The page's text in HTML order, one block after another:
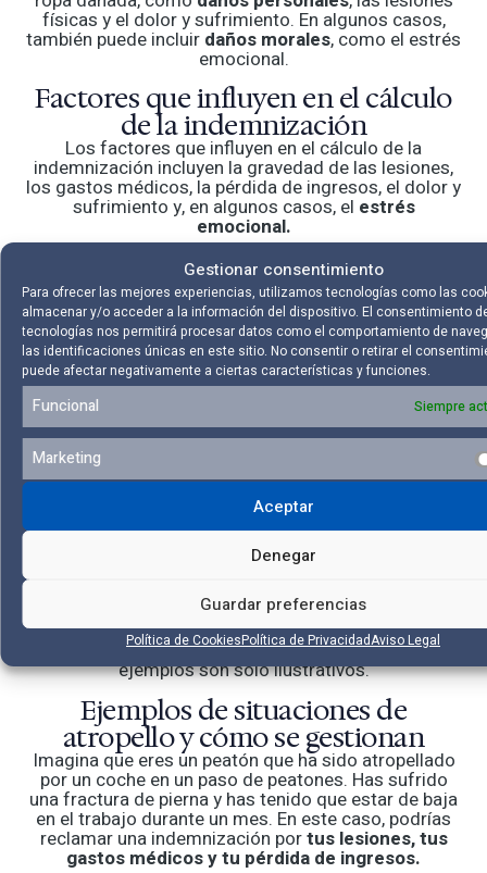
Gestionar consentimiento
Para ofrecer las mejores experiencias, utilizamos tecnologías como las
almacenar y/o acceder a la información del dispositivo. El consentimiento
tecnologías nos permitirá procesar datos como el comportamiento de
las identificaciones únicas en este sitio. No consentir o retirar el
puede afectar negativamente a ciertas características y funciones.
Funcional Siempre
Marketing
Aceptar
Denegar
Guardar preferencias
Política de CookiesPolítica de PrivacidadAviso Legal
físicas y el dolor y sufrimiento. En algunos casos,
también puede incluir daños morales, como el estrés
emocional.
Factores que influyen en el cálculo
de la indemnización
Los factores que influyen en el cálculo de la
indemnización incluyen la gravedad de las lesiones,
los gastos médicos, la pérdida de ingresos, el dolor y
sufrimiento y, en algunos casos, el estrés
emocional.
La gravedad de las lesiones se evalúa en función de
los informes médicos y puede incluir tanto lesiones
físicas como psicológicas. Los gastos médicos
incluyen tanto los gastos actuales como los futuros.
La pérdida de ingresos se calcula en función de los
ingresos que has perdido y los que previsiblemente
perderás debido al accidente.
Casos y ejemplos
Los casos de atropello en un paso de peatones
pueden variar enormemente en función de las
circunstancias del accidente, la gravedad de las
A continuación, vamos a ver algunos ejemplos de
situaciones de atropello y cómo se gestionan.
Recuerda que cada caso es único y que estos
ejemplos son sólo ilustrativos.
Ejemplos de situaciones de
atropello y cómo se gestionan
Imagina que eres un peatón que ha sido atropellado
por un coche en un paso de peatones. Has sufrido
una fractura de pierna y has tenido que estar de baja
en el trabajo durante un mes. En este caso, podrías
reclamar una indemnización portus lesiones, tus
gastos médicos y tu pérdida de ingresos.